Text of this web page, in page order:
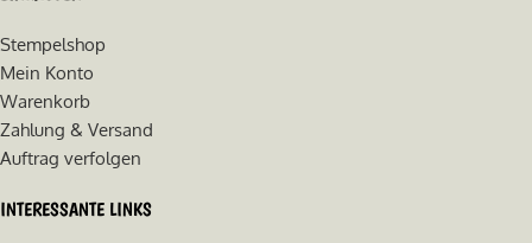
Stempelshop
Mein Konto
Warenkorb
Zahlung & Versand
Auftrag verfolgen
INTERESSANTE LINKS